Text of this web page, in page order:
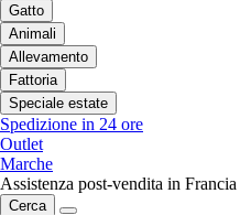
Gatto
Animali
Allevamento
Fattoria
Speciale estate
Spedizione in 24 ore
Outlet
Marche
Assistenza post-vendita in Francia
Cerca